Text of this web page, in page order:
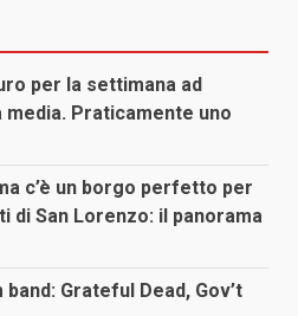
per la settimana ad
Praticamente uno
c’è un borgo perfetto per
di San Lorenzo: il panorama
Grateful Dead, Gov’t